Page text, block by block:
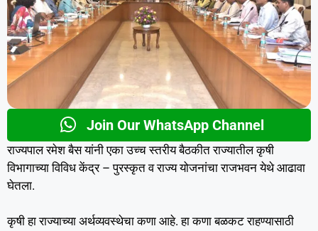
Join Our WhatsApp Channel
राज्यपाल रमेश बैस यांनी एका उच्च स्तरीय बैठकीत राज्यातील कृषी
विभागाच्या विविध केंद्र – पुरस्कृत व राज्य योजनांचा राजभवन येथे आढावा
घेतला.
कृषी हा राज्याच्या अर्थव्यवस्थेचा कणा आहे. हा कणा बळकट राहण्यासाठी